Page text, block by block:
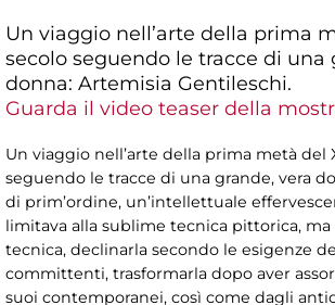
Un viaggio nell’arte della prima
secolo seguendo le tracce di una
donna: Artemisia Gentileschi.
Guarda il video teaser della
Un viaggio nell’arte della prima metà del
seguendo le tracce di una grande, vera
di prim’ordine, un’intellettuale
limitava alla sublime tecnica pittorica,
tecnica, declinarla secondo le esigenze
committenti, trasformarla dopo aver
suoi contemporanei, così come dagli